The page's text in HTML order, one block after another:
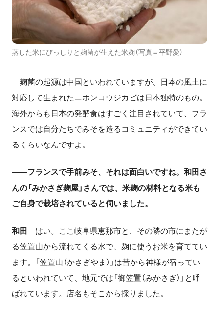
蒸した米にびっしりと麹菌が生えた米麹（写真＝平野愛）
麹菌の起源は中国といわれていますが、日本の風土に
対応して生まれたニホンコウジカビは日本独特のもの。
海外からも日本の発酵食はすごく注目されていて、フラ
ンスでは自分たちでみそを造るコミュニティができてい
るくらいなんですよ。
――フランスで手前みそ、それは面白いですね。和田さ
んの「みかさぎ麹屋」さんでは、米麹の材料となる米も
ご自身で栽培されていると伺いました。
和田
はい。ここ岐阜県恵那市と、その隣の市にまたが
る笠置山から流れてくる水で、麹に使うお米を育ててい
ます。「笠置山（かさぎやま）」は昔から神様が宿ってい
るといわれていて、地元では「御笠置（みかさぎ）」と呼
ばれています。店名もそこから採りました。